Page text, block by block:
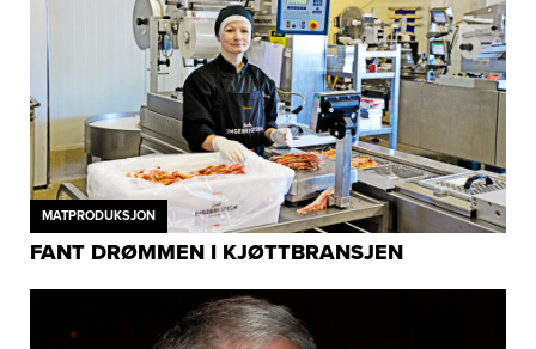
MATPRODUKSJON
FANT DRØMMEN I KJØTTBRANSJEN